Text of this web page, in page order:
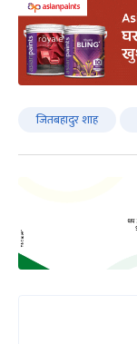
जितबहादुर शाह